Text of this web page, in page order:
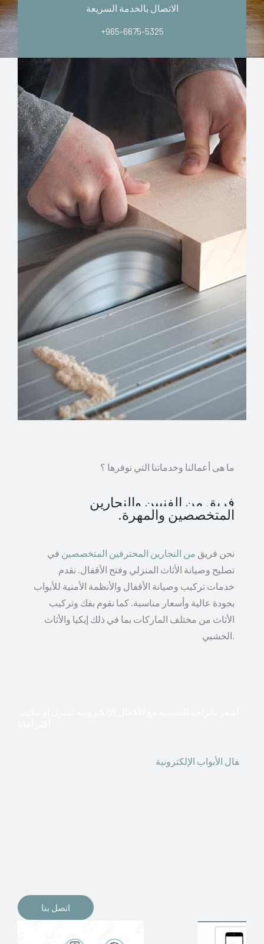
الاتصال بالخدمة السريعة
+965-6675-5325
ما هى أعمالنا وخدماتنا التي نوفرها ؟
فريق من الفنيين والنجارين
المتخصصين والمهرة.
نحن فريق من النجارين المحترفين المتخصصين في
تصليح وصيانة الأثاث المنزلي وفتح الأقفال. نقدم
خدمات تركيب وصيانة الأقفال والأنظمة الأمنية للأبواب
بجودة عالية وأسعار مناسبة. كما نقوم بفك وتركيب
الأثاث من مختلف الماركات بما في ذلك إيكيا والأثاث
الخشبي.
فال الأبواب الإلكترونية
اتصل بنا